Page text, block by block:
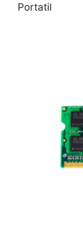
Portatil